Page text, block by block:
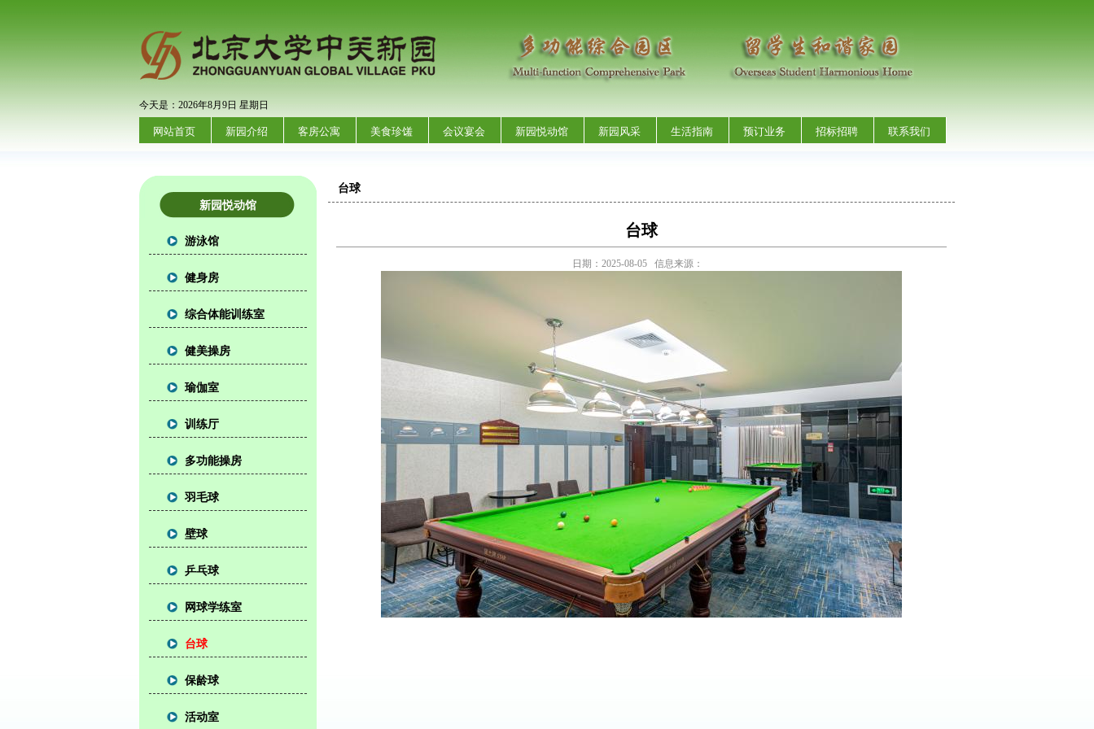
今天是：2026年8月9日 星期日
网站首页 新园介绍 客房公寓 美食珍馐 会议宴会 新园悦动馆 新园风采 生活指南 预订业务 招标招聘 联系我们
新园悦动馆
游泳馆
健身房
综合体能训练室
健美操房
瑜伽室
训练厅
多功能操房
羽毛球
壁球
乒乓球
网球学练室
台球
保龄球
活动室
台球
台球
日期：2025-08-05 信息来源：